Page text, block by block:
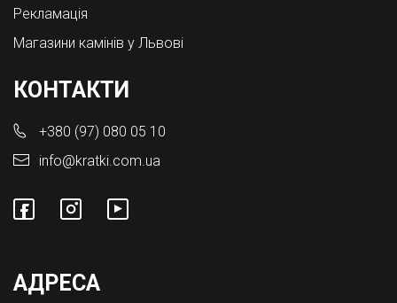
Рекламація
Магазини камінів у Львові
КОНТАКТИ
+380 (97) 080 05 10
info@kratki.com.ua
АДРЕСА